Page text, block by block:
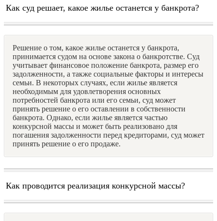
Как суд решает, какое жилье останется у банкрота?
Решение о том, какое жилье останется у банкрота,
принимается судом на основе закона о банкротстве. Суд
учитывает финансовое положение банкрота, размер его
задолженности, а также социальные факторы и интересы
семьи. В некоторых случаях, если жилье является
необходимым для удовлетворения основных
потребностей банкрота или его семьи, суд может
принять решение о его оставлении в собственности
банкрота. Однако, если жилье является частью
конкурсной массы и может быть реализовано для
погашения задолженности перед кредиторами, суд может
принять решение о его продаже.
Как проводится реализация конкурсной массы?